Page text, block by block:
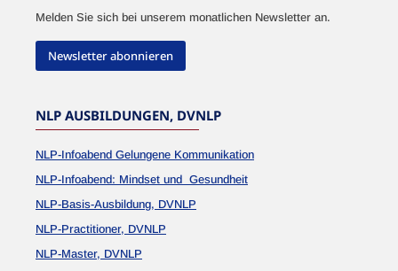
Melden Sie sich bei unserem monatlichen Newsletter an.
Newsletter abonnieren
NLP AUSBILDUNGEN, DVNLP
NLP-Infoabend Gelungene Kommunikation
NLP-Infoabend: Mindset und Gesundheit
NLP-Basis-Ausbildung, DVNLP
NLP-Practitioner, DVNLP
NLP-Master, DVNLP